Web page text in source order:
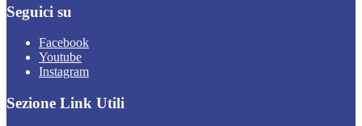
Seguici su
Facebook
Youtube
Instagram
Sezione Link Utili